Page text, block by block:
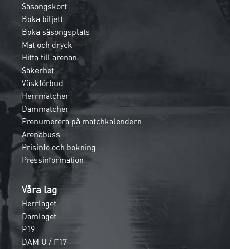
Säsongskort
Boka biljett
Boka säsongsplats
Mat och dryck
Hitta till arenan
Säkerhet
Väskförbud
Herrmatcher
Dammatcher
Prenumerera på matchkalendern
Arenabuss
Prisinfo och bokning
Pressinformation
Våra lag
Herrlaget
Damlaget
P19
DAM U / F17